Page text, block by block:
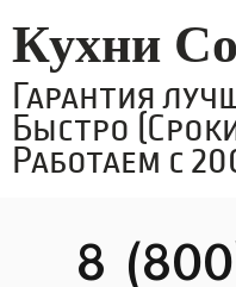
Кухни
Гарантия
Быстро
Работаем с
8